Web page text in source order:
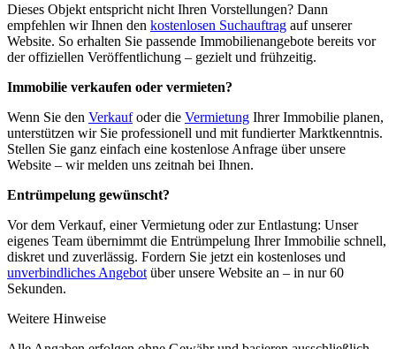
Dieses Objekt entspricht nicht Ihren Vorstellungen? Dann
empfehlen wir Ihnen den kostenlosen Suchauftrag auf unserer
Website. So erhalten Sie passende Immobilienangebote bereits vor
der offiziellen Veröffentlichung – gezielt und frühzeitig.
Immobilie verkaufen oder vermieten?
Wenn Sie den Verkaufoder die Vermietung Ihrer Immobilie planen,
unterstützen wir Sie professionell und mit fundierter Marktkenntnis.
Stellen Sie ganz einfach eine kostenlose Anfrage über unsere
Website – wir melden uns zeitnah bei Ihnen.
Entrümpelung gewünscht?
Vor dem Verkauf, einer Vermietung oder zur Entlastung: Unser
eigenes Team übernimmt die Entrümpelung Ihrer Immobilie schnell,
diskret und zuverlässig. Fordern Sie jetzt ein kostenloses und
unverbindliches Angebot über unsere Website an – in nur 60
Sekunden.
Weitere Hinweise